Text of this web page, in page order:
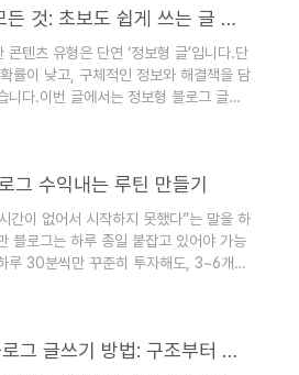
확보애드센스는 콘텐츠의 양보다 질을
츠 최소 10편 이상글 주제는 일기/잡담
심예: “자취 전기세 절약 팁”, “강아지
정보형 블로그 글의 모든 것: 초보도 쉽게 쓰는 글 구조
텐츠 유형은 단연 ‘정보형 글’입니다.단
률이 낮고, 구체적인 정보와 해결책을 담
니다.이번 글에서는 정보형 블로그 글이
고 초보자도 바로 따라 쓸 수 있는 구조
면 뭔가 배웠다”**라고 느낄 수 있어야
지 입양 전 준비물 리스트”이러한 글들은
승인을 위한 정보 신뢰도 측면에서도 좋
그 수익내는 루틴 만들기
간이 없어서 시작하지 못했다”는 말을 하
블로그는 하루 종일 붙잡고 있어야 가능
루 30분씩만 꾸준히 투자해도, 3~6개월
있는 구조입니다.이 글에서는 바쁜 일상
블로그도 결국 ‘습관’이다블로그는 시애드센스 승인받는 블로그 글쓰기 방법: 구조부터 톤까지